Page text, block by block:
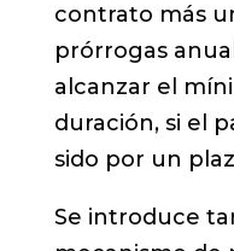
contrato más
prórrogas
alcanzar el
duración, si el
sido por un
Se introduce